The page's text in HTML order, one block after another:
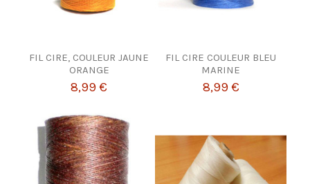
FIL CIRE, COULEUR JAUNE
ORANGE
8,99 €
FIL CIRE COULEUR BLEU
MARINE
8,99 €